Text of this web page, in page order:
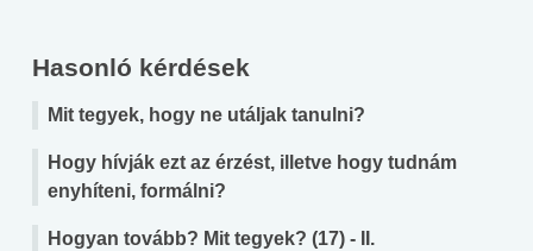
Hasonló kérdések
Mit tegyek, hogy ne utáljak tanulni?
Hogy hívják ezt az érzést, illetve hogy tudnám
enyhíteni, formálni?
Hogyan tovább? Mit tegyek? (17) - II.